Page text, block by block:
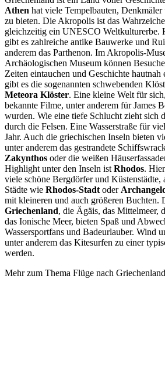
Athen hat viele Tempelbauten,
zu bieten. Die Akropolis ist das
gleichzeitig ein UNESCO Weltkulturerbe.
gibt es zahlreiche antike Bauwerke und
anderem das Parthenon. Im Akropolis-
Archäologischen Museum können
Zeiten eintauchen und Geschichte hautnah
gibt es die sogenannten schwebenden
Meteora Klöster. Eine kleine Welt für
bekannte Filme, unter anderem für James
wurden. Wie eine tiefe Schlucht zieht sich
durch die Felsen. Eine Wasserstraße für
Jahr. Auch die griechischen Inseln bieten
unter anderem das gestrandete
Zakynthos oder die weißen
Highlight unter den Inseln istRhodos.
viele schöne Bergdörfer und Küstenstädte,
Städte wie Rhodos-Stadtoder
mit kleineren und auch größeren Buchten.
Griechenland, die Ägäis, das Mittelmeer,
das Ionische Meer, bieten Spaß und
Wassersportfans und Badeurlauber. Wind
unter anderem das Kitesurfen zu einer
werden.
Mehr zum Thema Flüge nach Griechenland